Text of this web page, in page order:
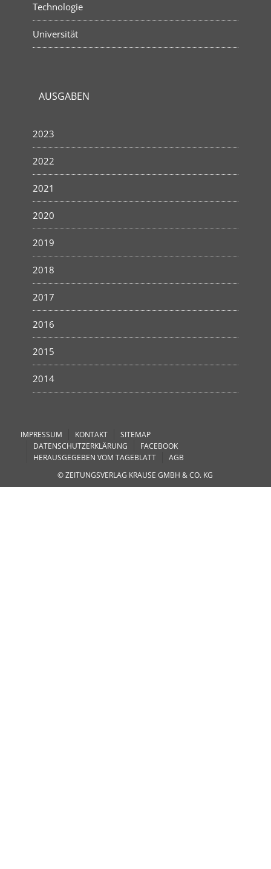
Technologie
Universität
AUSGABEN
2023
2022
2021
2020
2019
2018
2017
2016
2015
2014
IMPRESSUM KONTAKT
SITEMAP
DATENSCHUTZERKLÄRUNG
FACEBOOK
HERAUSGEGEBEN VOM TAGEBLATT
AGB
© ZEITUNGSVERLAG KRAUSE GMBH & CO. KG